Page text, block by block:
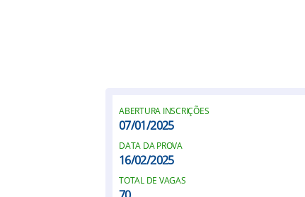
ABERTURA INSCRIÇÕES
07/01/2025
DATA DA PROVA
16/02/2025
TOTAL DE VAGAS